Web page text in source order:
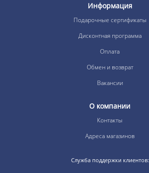
Информация
Подарочные сертификаты
Дисконтная программа
Оплата
Обмен и возврат
Вакансии
О компании
Контакты
Адреса магазинов
Служба поддержки клиентов: